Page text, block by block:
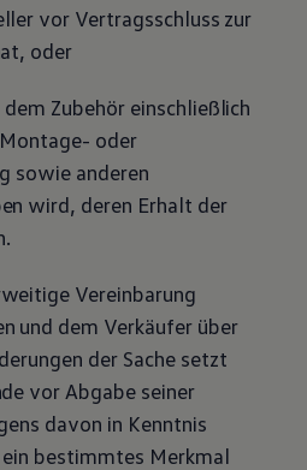
vor Vertragsschluss zur
oder
Zubehöreinschließlich
oder
sowie anderen
wird, deren Erhalt der
Vereinbarung
und dem Verkäufer über
der Sache setzt
vor Abgabe seiner
davon in Kenntnis
bestimmtes Merkmal